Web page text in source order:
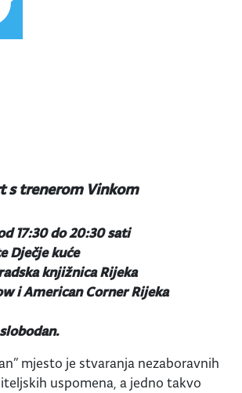
s trenerom Vinkom
17:30 do 20:30 sati
Dječje kuće
knjižnica Rijeka
i American Corner Rijeka
mjesto je stvaranja nezaboravnih
uspomena, a jedno takvo